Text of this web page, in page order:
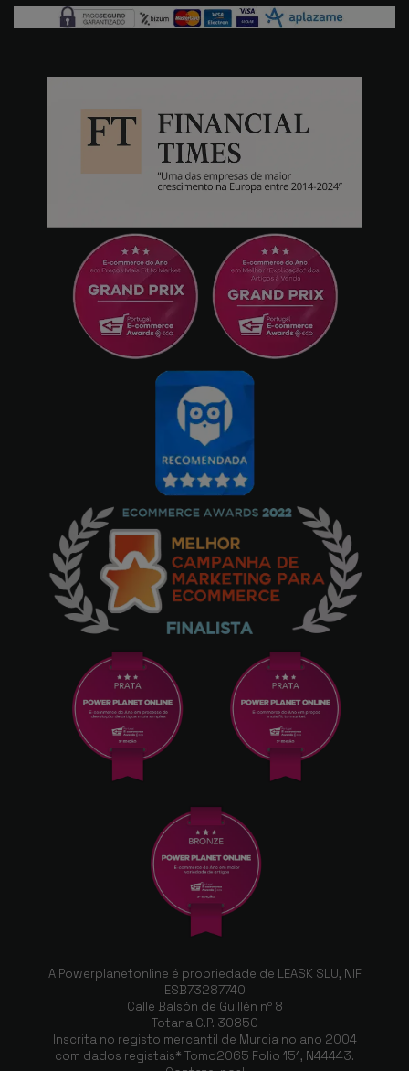
A Powerplanetonline é propriedade de LEASK SLU, NIF
ESB73287740
Calle Balsón de Guillén nº 8
Totana C.P. 30850
Inscrita no registo mercantil de Murcia no ano 2004
com dados registais* Tomo2065 Folio 151, N44443.